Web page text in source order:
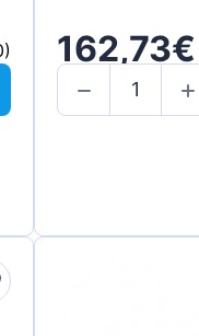
162,73€